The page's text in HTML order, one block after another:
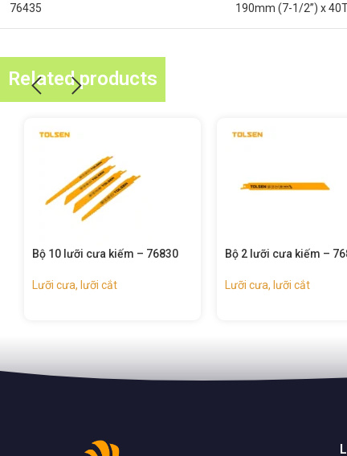
76435 190mm (7-1/2”) x
Related products
cưa kiếm – 76830
lưỡi cắt
Bộ 2 lưỡi cưa kiếm – 76827
Lưỡi cưa, lưỡi cắt